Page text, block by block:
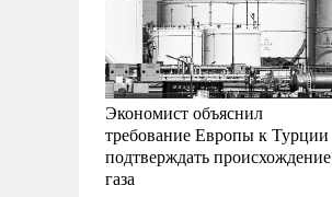
Экономист объяснил
требование Европы к Турции
подтверждать происхождение
газа